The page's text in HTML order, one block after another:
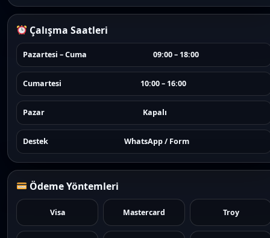
Çalışma Saatleri
Pazartesi – Cuma 09:00 – 18:00
Cumartesi 10:00 – 16:00
Pazar Kapalı
Destek WhatsApp / Form
Ödeme Yöntemleri
Visa Mastercard Troy